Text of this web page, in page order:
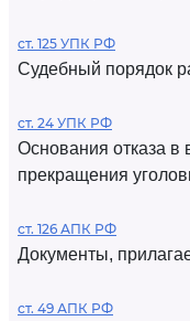
ст. 125 УПК РФ
Судебный порядок
ст. 24 УПК РФ
Основания отказа в
прекращения
ст. 126 АПК РФ
Документы,
ст. 49 АПК РФ